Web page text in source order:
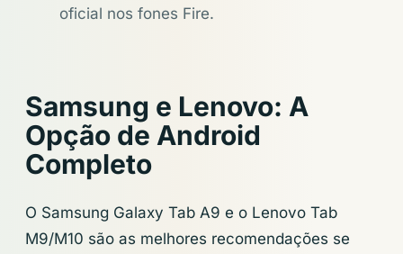
oficial nos fones Fire.
Samsung e Lenovo: A
Opção de Android
Completo
O Samsung Galaxy Tab A9 e o Lenovo Tab
M9/M10 são as melhores recomendações se